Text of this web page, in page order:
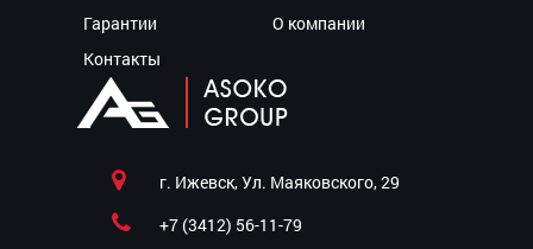
Гарантии
О компании
Контакты
г. Ижевск, Ул. Маяковского, 29
+7 (3412) 56-11-79